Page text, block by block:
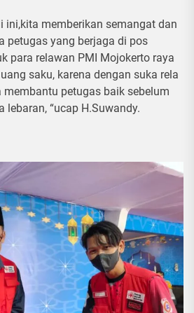
ini,kita memberikan semangat dan
petugas yang berjaga di pos
para relawan PMI Mojokerto raya
saku, karena dengan suka rela
petugas baik sebelum
lebaran, “ucap H.Suwandy.